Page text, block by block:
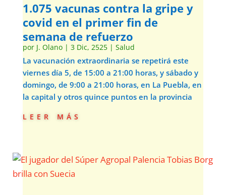
1.075 vacunas contra la gripe y
covid en el primer fin de
semana de refuerzo
por J. Olano| 3 Dic, 2525| Salud
La vacunación extraordinaria se repetirá este
viernes día 5, de 15:00 a 21:00 horas, y sábado y
domingo, de 9:00 a 21:00 horas, en La Puebla, en
la capital y otros quince puntos en la provincia
leer más